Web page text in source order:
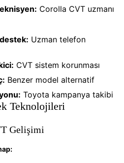
Corolla CVT uzmanı
Uzman telefon
CVT sistem korunması
Benzer model alternatif
Toyota kampanya takibi
Teknolojileri
Gelişimi